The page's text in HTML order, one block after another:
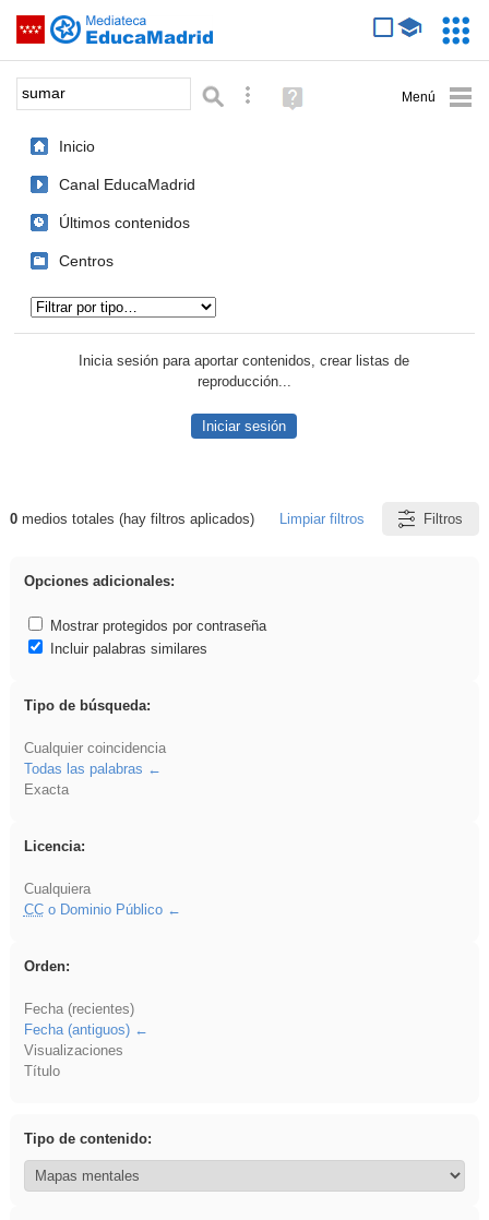
Saltar navegación
Palabra o frase: Búsqueda avanzada
Ayuda
(en
Inicio
Canal EducaMadrid
Últimos contenidos
Centros
Inicia sesión para aportar contenidos, crear listas de
reproducción...
Iniciar sesión
Resultados de: sumar
0medios totales (hay filtros aplicados) Limpiar filtros Filtros
Opciones adicionales:
Mostrar protegidos por contraseña
Incluir palabras similares
Tipo de búsqueda:
Cualquier coincidencia
Todas las palabras
Exacta
Licencia:
Cualquiera
CCo Dominio Público
Orden:
Fecha (recientes)
Fecha (antiguos)
Visualizaciones
Título
Tipo de contenido: